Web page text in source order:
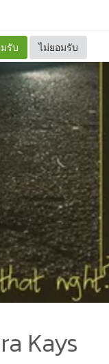
รับ ไม่ยอมรับ
Kays